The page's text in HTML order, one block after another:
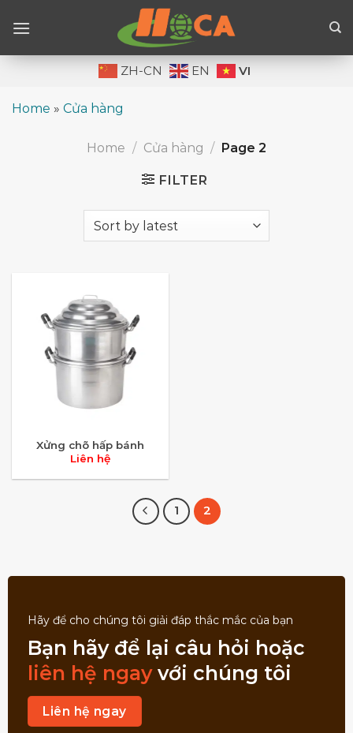
ZH-CN
EN VI
Home » Cửa hàng
Home / Cửa hàng / Page 2
FILTER
Xửng chõ hấp bánh
Liên hệ
1 2
Hãy để cho chúng tôi giải đáp thắc mắc của bạn
Bạn hãy để lại câu hỏi hoặc
liên hệ ngayvới chúng tôi
Liên hệ ngay